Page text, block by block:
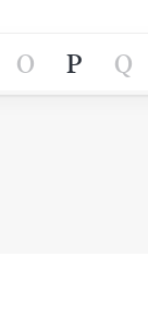
O P Q